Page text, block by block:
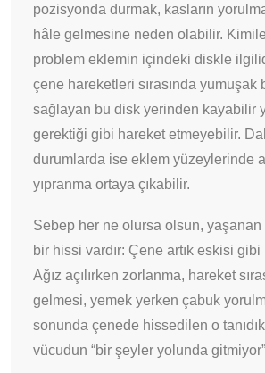
pozisyonda durmak, kasların
hâle gelmesine neden olabilir.
problem eklemin içindeki diskle
çene hareketleri sırasında yumuşak
sağlayan bu disk yerinden kayabilir
gerektiği gibi hareket etmeyebilir.
durumlarda ise eklem yüzeylerinde
yıpranma ortaya çıkabilir.
Sebep her ne olursa olsun,
bir hissi vardır: Çene artık eskisi gibi
Ağız açılırken zorlanma, hareket
gelmesi, yemek yerken çabuk
sonunda çenede hissedilen o
vücudun “bir şeyler yolunda